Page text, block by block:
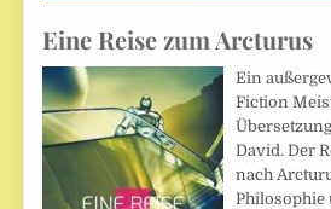
Eine Reise zum Arcturus
Ein
Fiction
David. Der
nach
Philosophie